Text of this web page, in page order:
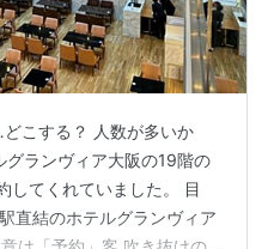
こする？ 人数が多いか
グランヴィア大阪の19階の
してくれていました。 目
直結のホテルグランヴィア